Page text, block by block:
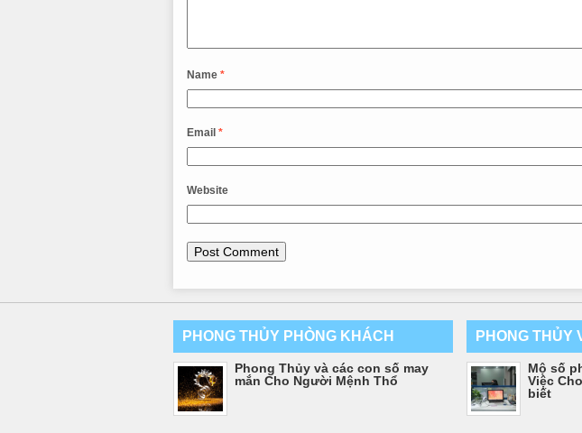
Name *
Email *
Website
PHONG THỦY PHÒNG KHÁCH
Phong Thủy và các con số may
mắn Cho Người Mệnh Thổ
PHONG THỦY
Mộ số
Việc
biết